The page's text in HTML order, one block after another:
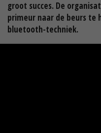
groot succes. De
primeur naar de beurs te
bluetooth-techniek.